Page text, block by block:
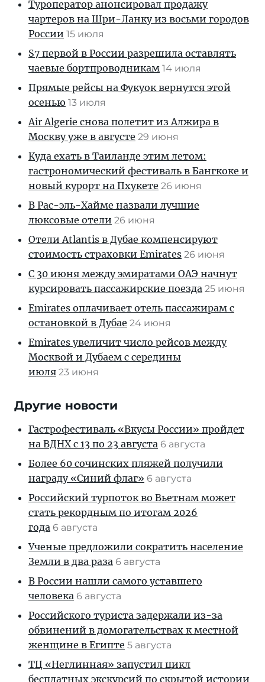
Туроператор анонсировал продажу
чартеров на Шри-Ланку из восьми городов
России 15 июля
S7 первой в России разрешила оставлять
чаевые бортпроводникам 14 июля
Прямые рейсы на Фукуок вернутся этой
осенью 13 июля
Air Algerie снова полетит из Алжира в
Москву уже в августе 29 июня
Куда ехать в Таиланде этим летом:
гастрономический фестиваль в Бангкоке и
новый курорт на Пхукете 26 июня
В Рас-эль-Хайме назвали лучшие
люксовые отели 26 июня
Отели Atlantis в Дубае компенсируют
стоимость страховки Emirates 26 июня
С 30 июня между эмиратами ОАЭ начнут
курсировать пассажирские поезда 25 июня
Emirates оплачивает отель пассажирам с
остановкой в Дубае 24 июня
Emirates увеличит число рейсов между
Москвой и Дубаем с середины
июля 23 июня
Другие новости
Гастрофестиваль «Вкусы России» пройдет
на ВДНХ с 13 по 23 августа 6 августа
Более 60 сочинских пляжей получили
награду «Синий флаг» 6 августа
Российский турпоток во Вьетнам может
стать рекордным по итогам 2026
года 6 августа
Ученые предложили сократить население
Земли в два раза 6 августа
В России нашли самого уставшего
человека 6 августа
Российского туриста задержали из-за
обвинений в домогательствах к местной
женщине в Египте 5 августа
ТЦ «Неглинная» запустил цикл
бесплатных экскурсий по скрытой истории